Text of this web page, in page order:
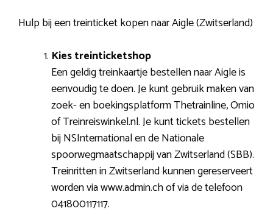
Hulp bij een treinticket kopen naar Aigle (Zwitserland)
Kies treinticketshop
Een geldig treinkaartje bestellen naar Aigle is
eenvoudig te doen. Je kunt gebruik maken van
zoek- en boekingsplatform Thetrainline, Omio
of Treinreiswinkel.nl. Je kunt tickets bestellen
bij NSInternational en de Nationale
spoorwegmaatschappij van Zwitserland (SBB).
Treinritten in Zwitserland kunnen gereserveert
worden via www.admin.ch of via de telefoon
041800117117.